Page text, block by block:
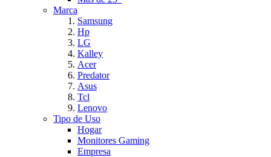
Marca
Samsung
Hp
LG
Kalley
Acer
Predator
Asus
Tcl
Lenovo
Tipo de Uso
Hogar
Monitores Gaming
Empresa